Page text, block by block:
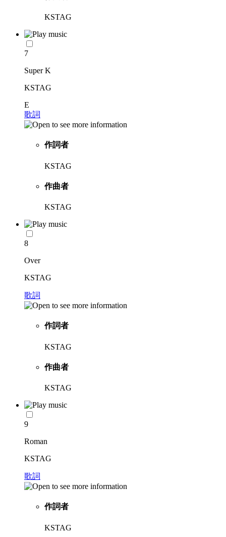
KSTAG
7
Super K
KSTAG
E
歌詞
作詞者
KSTAG
作曲者
KSTAG
8
Over
KSTAG
歌詞
作詞者
KSTAG
作曲者
KSTAG
9
Roman
KSTAG
歌詞
作詞者
KSTAG